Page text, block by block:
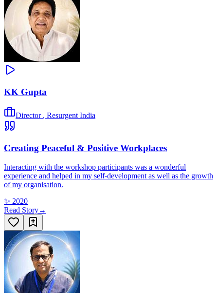
KK Gupta
Director , Resurgent India
Creating Peaceful & Positive Workplaces
Interacting with the workshop participants was a wonderful
experience and helped in my self-development as well as the growth
of my organisation.
✨ 2020
Read Story→